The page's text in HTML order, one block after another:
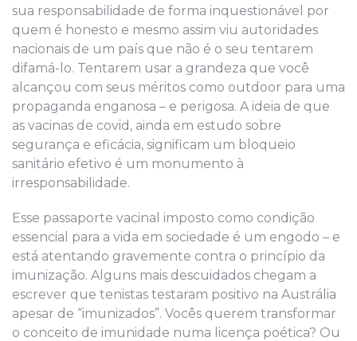
sua responsabilidade de forma inquestionável por
quem é honesto e mesmo assim viu autoridades
nacionais de um país que não é o seu tentarem
difamá-lo. Tentarem usar a grandeza que você
alcançou com seus méritos como outdoor para uma
propaganda enganosa – e perigosa. A ideia de que
as vacinas de covid, ainda em estudo sobre
segurança e eficácia, significam um bloqueio
sanitário efetivo é um monumento à
irresponsabilidade.
Esse passaporte vacinal imposto como condição
essencial para a vida em sociedade é um engodo – e
está atentando gravemente contra o princípio da
imunização. Alguns mais descuidados chegam a
escrever que tenistas testaram positivo na Austrália
apesar de “imunizados”. Vocês querem transformar
o conceito de imunidade numa licença poética? Ou